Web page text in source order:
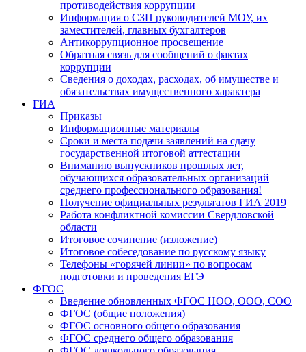
противодействия коррупции
Информация о СЗП руководителей МОУ, их
заместителей, главных бухгалтеров
Антикоррупционное просвещение
Обратная связь для сообщений о фактах
коррупции
Сведения о доходах, расходах, об имуществе и
обязательствах имущественного характера
ГИА
Приказы
Информационные материалы
Сроки и места подачи заявлений на сдачу
государственной итоговой аттестации
Вниманию выпускников прошлых лет,
обучающихся образовательных организаций
среднего профессионального образования!
Получение официальных результатов ГИА 2019
Работа конфликтной комиссии Свердловской
области
Итоговое сочинение (изложение)
Итоговое собеседование по русскому языку
Телефоны «горячей линии» по вопросам
подготовки и проведения ЕГЭ
ФГОС
Введение обновленных ФГОС НОО, ООО, СОО
ФГОС (общие положения)
ФГОС основного общего образования
ФГОС среднего общего образования